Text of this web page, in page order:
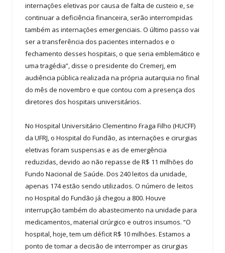
internações eletivas por causa de falta de custeio e, se
continuar a deficiência financeira, serão interrompidas
também as internações emergenciais. O último passo vai
ser a transferência dos pacientes internados e o
fechamento desses hospitais, o que seria emblemático e
uma tragédia”, disse o presidente do Cremerj, em
audiência pública realizada na própria autarquia no final
do mês de novembro e que contou com a presença dos
diretores dos hospitais universitários.
No Hospital Universitário Clementino Fraga Filho (HUCFF)
da UFRJ, o Hospital do Fundão, as internações e cirurgias
eletivas foram suspensas e as de emergência
reduzidas, devido ao não repasse de R$ 11 milhões do
Fundo Nacional de Saúde. Dos 240 leitos da unidade,
apenas 174 estão sendo utilizados. O número de leitos
no Hospital do Fundão já chegou a 800. Houve
interrupção também do abastecimento na unidade para
medicamentos, material cirúrgico e outros insumos. “O
hospital, hoje, tem um déficit R$ 10 milhões. Estamos a
ponto de tomar a decisão de interromper as cirurgias